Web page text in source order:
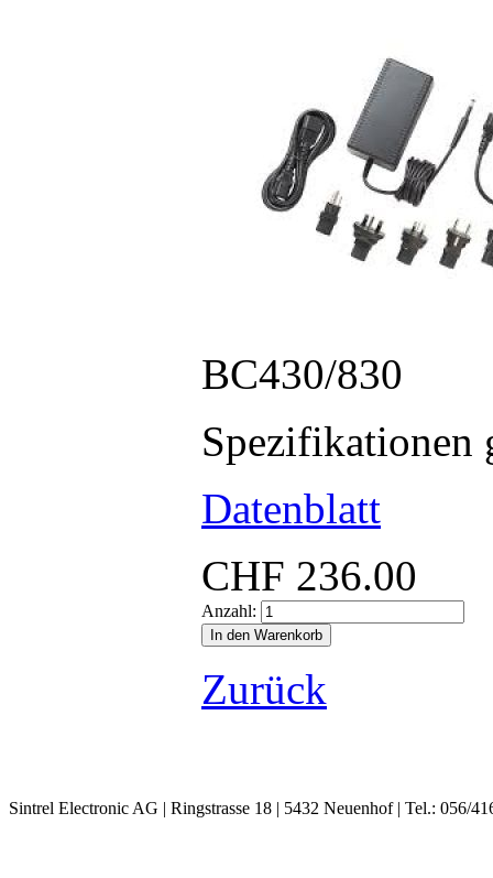
BC430/830
Spezifikationen
Datenblatt
CHF 236.00
Anzahl:
Zurück
Sintrel Electronic AG | Ringstrasse 18 | 5432 Neuenhof | Tel.: 056/